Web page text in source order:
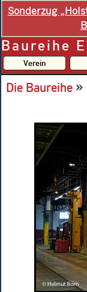
Sonderzug
Baureihe
Verein
Die Baureihe »